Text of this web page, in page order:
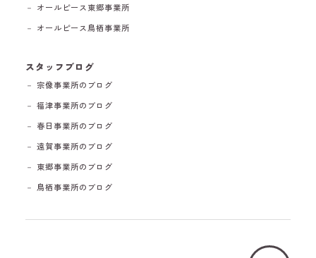
－ オールピース東郷事業所
－ オールピース鳥栖事業所
スタッフブログ
－ 宗像事業所のブログ
－ 福津事業所のブログ
－ 春日事業所のブログ
－ 遠賀事業所のブログ
－ 東郷事業所のブログ
－ 鳥栖事業所のブログ